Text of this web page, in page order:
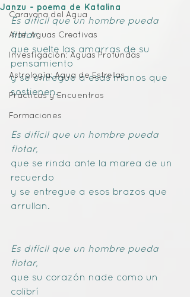
Caravana del Agua
Arte: Aguas Creativas
Investigación: Aguas Profundas
Astrología: Agua de Estrellas
Prácticas y Encuentros
Formaciones
Janzu - poema de Katalina
Es difícil que un hombre pueda
flotar,
que suelte las amarras de su
pensamiento
y se entregue a esas manos que
sostienen.
Es difícil que un hombre pueda
flotar,
que se rinda ante la marea de un
recuerdo
y se entregue a esos brazos que
arrullan.
Es difícil que un hombre pueda
flotar,
que su corazón nade como un
colibrí